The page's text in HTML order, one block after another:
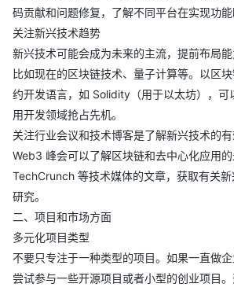
码贡献和问题修复，了解不同平台在实现功能
关注新兴技术趋势
新兴技术可能会成为未来的主流，提前布局能
比如现在的区块链技术、量子计算等。以区
约开发语言，如 Solidity（用于以太坊），可
用开发领域抢占先机。
关注行业会议和技术博客是了解新兴技术的
Web3 峰会可以了解区块链和去中心化应用
TechCrunch 等技术媒体的文章，获取有关
研究。
二、项目和市场方面
多元化项目类型
不要只专注于一种类型的项目。如果一直做
尝试参与一些开源项目或者小型的创业项目